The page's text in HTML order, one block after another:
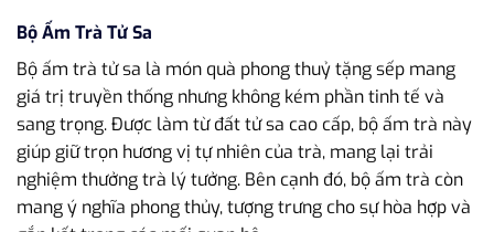
Bộ Ấm Trà Tử Sa
Bộ ấm trà tử sa là món quà phong thuỷ tặng sếp mang
giá trị truyền thống nhưng không kém phần tinh tế và
sang trọng. Được làm từ đất tử sa cao cấp, bộ ấm trà này
giúp giữ trọn hương vị tự nhiên của trà, mang lại trải
nghiệm thưởng trà lý tưởng. Bên cạnh đó, bộ ấm trà còn
mang ý nghĩa phong thủy, tượng trưng cho sự hòa hợp và